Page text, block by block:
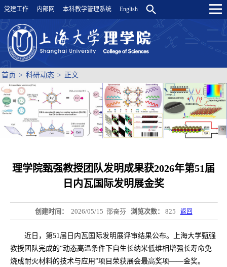
党建工作 内部网 本科教学管理系统 English
首页 > 科研动态 > 正文
理学院甄强教授团队发明成果获2026年第51届
日内瓦国际发明展金奖
创建时间： 2026/05/15 邵奋芬 浏览次数： 825 返回
近日，第51届日内瓦国际发明展评审结果公布。上海大学甄强
教授团队完成的“动态高温条件下自生长纳米低维相增强长寿命免
烧成耐火材料的技术与应用”项目荣获展会最高奖项——金奖。